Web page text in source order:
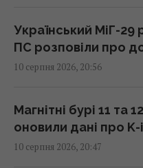
Ідеальне
вправи допоможуть
19:10 понеділок, 10 серпня
Чи перевершить
Український МіГ-
ПС розповіли про
10 серпня 2026, 20:56
Магнітні бурі 11 та
оновили дані про K-
10 серпня 2026, 20:47